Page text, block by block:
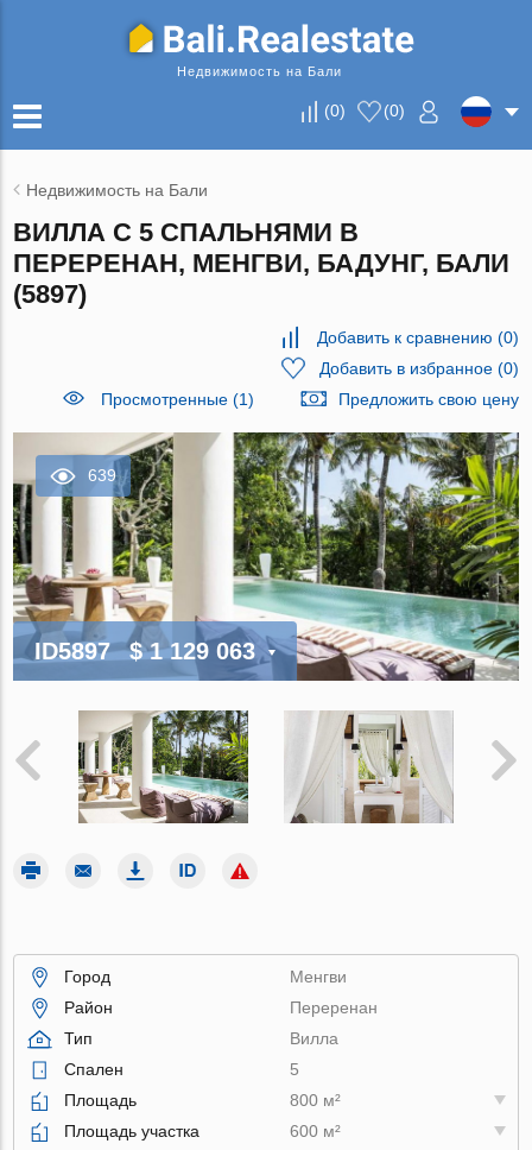
Недвижимость на Бали
(0) (0)
Недвижимость на Бали
ВИЛЛА С 5 СПАЛЬНЯМИ В
ПЕРЕРЕНАН, МЕНГВИ, БАДУНГ, БАЛИ
(5897)
Добавить к сравнению (0)
Добавить в избранное(0)
Просмотренные (1)
Предложить свою цену
639
ID5897 $ 1 129 063
Город
Менгви
Район
Переренан
Тип
Вилла
Спален
5
Площадь
800 м²
Площадь участка
600 м²